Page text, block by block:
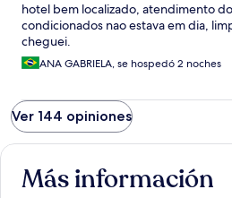
hotel bem localizado, atendimento
condicionados nao estava em dia,
cheguei.
ANA GABRIELA, se hospedó 2 noches
Ver 144 opiniones
Más información